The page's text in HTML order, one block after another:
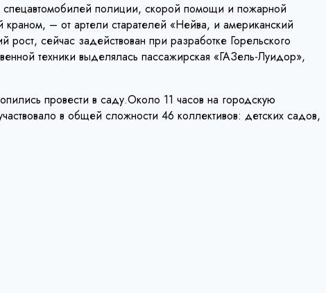
спецавтомобилей полиции, скорой помощи и пожарной
– от артели старателей «Нейва, и американский
сейчас задействован при разработке Горельского
техники выделялась пассажирская «ГАЗель-Луидор»,
провести в саду.Около 11 часов на городскую
в общей сложности 46 коллективов: детских садов,